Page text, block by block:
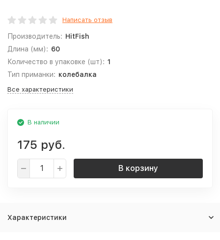
Написать отзыв
Производитель: HitFish
Длина (мм): 60
Количество в упаковке (шт): 1
Тип приманки: колебалка
Все характеристики
В наличии
175 руб.
В корзину
Характеристики